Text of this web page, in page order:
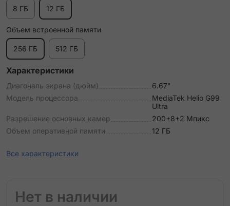
8 ГБ 12 ГБ
Объем встроенной памяти
256 ГБ 512 ГБ
Характеристики
Диагональ экрана (дюйм)
6.67"
Модель процессора
MediaTek Helio G99
Ultra
Разрешение основных камер
200+8+2 Мпикс
Объем оперативной памяти
12 ГБ
Все характеристики
Нет в наличии